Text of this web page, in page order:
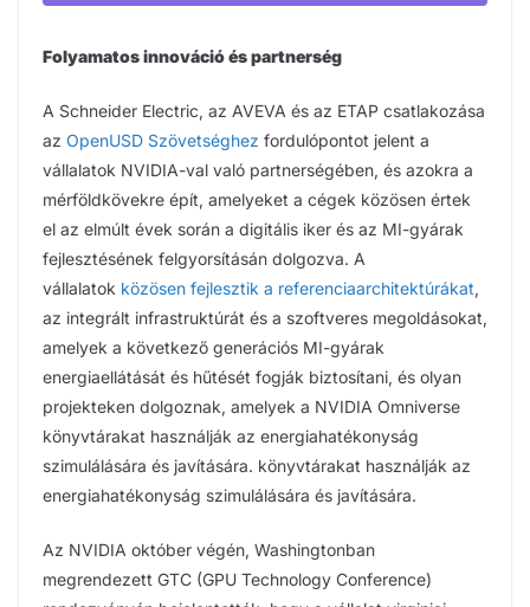
Folyamatos innováció és partnerség
A Schneider Electric, az AVEVA és az ETAP csatlakozása
az OpenUSD Szövetséghez fordulópontot jelent a
vállalatok NVIDIA-val való partnerségében, és azokra a
mérföldkövekre épít, amelyeket a cégek közösen értek
el az elmúlt évek során a digitális iker és az MI-gyárak
fejlesztésének felgyorsításán dolgozva. A
vállalatok közösen fejlesztik a referenciaarchitektúrákat,
az integrált infrastruktúrát és a szoftveres megoldásokat,
amelyek a következő generációs MI-gyárak
energiaellátását és hűtését fogják biztosítani, és olyan
projekteken dolgoznak, amelyek a NVIDIA Omniverse
könyvtárakat használják az energiahatékonyság
szimulálására és javítására. könyvtárakat használják az
energiahatékonyság szimulálására és javítására.
Az NVIDIA október végén, Washingtonban
megrendezett GTC (GPU Technology Conference)